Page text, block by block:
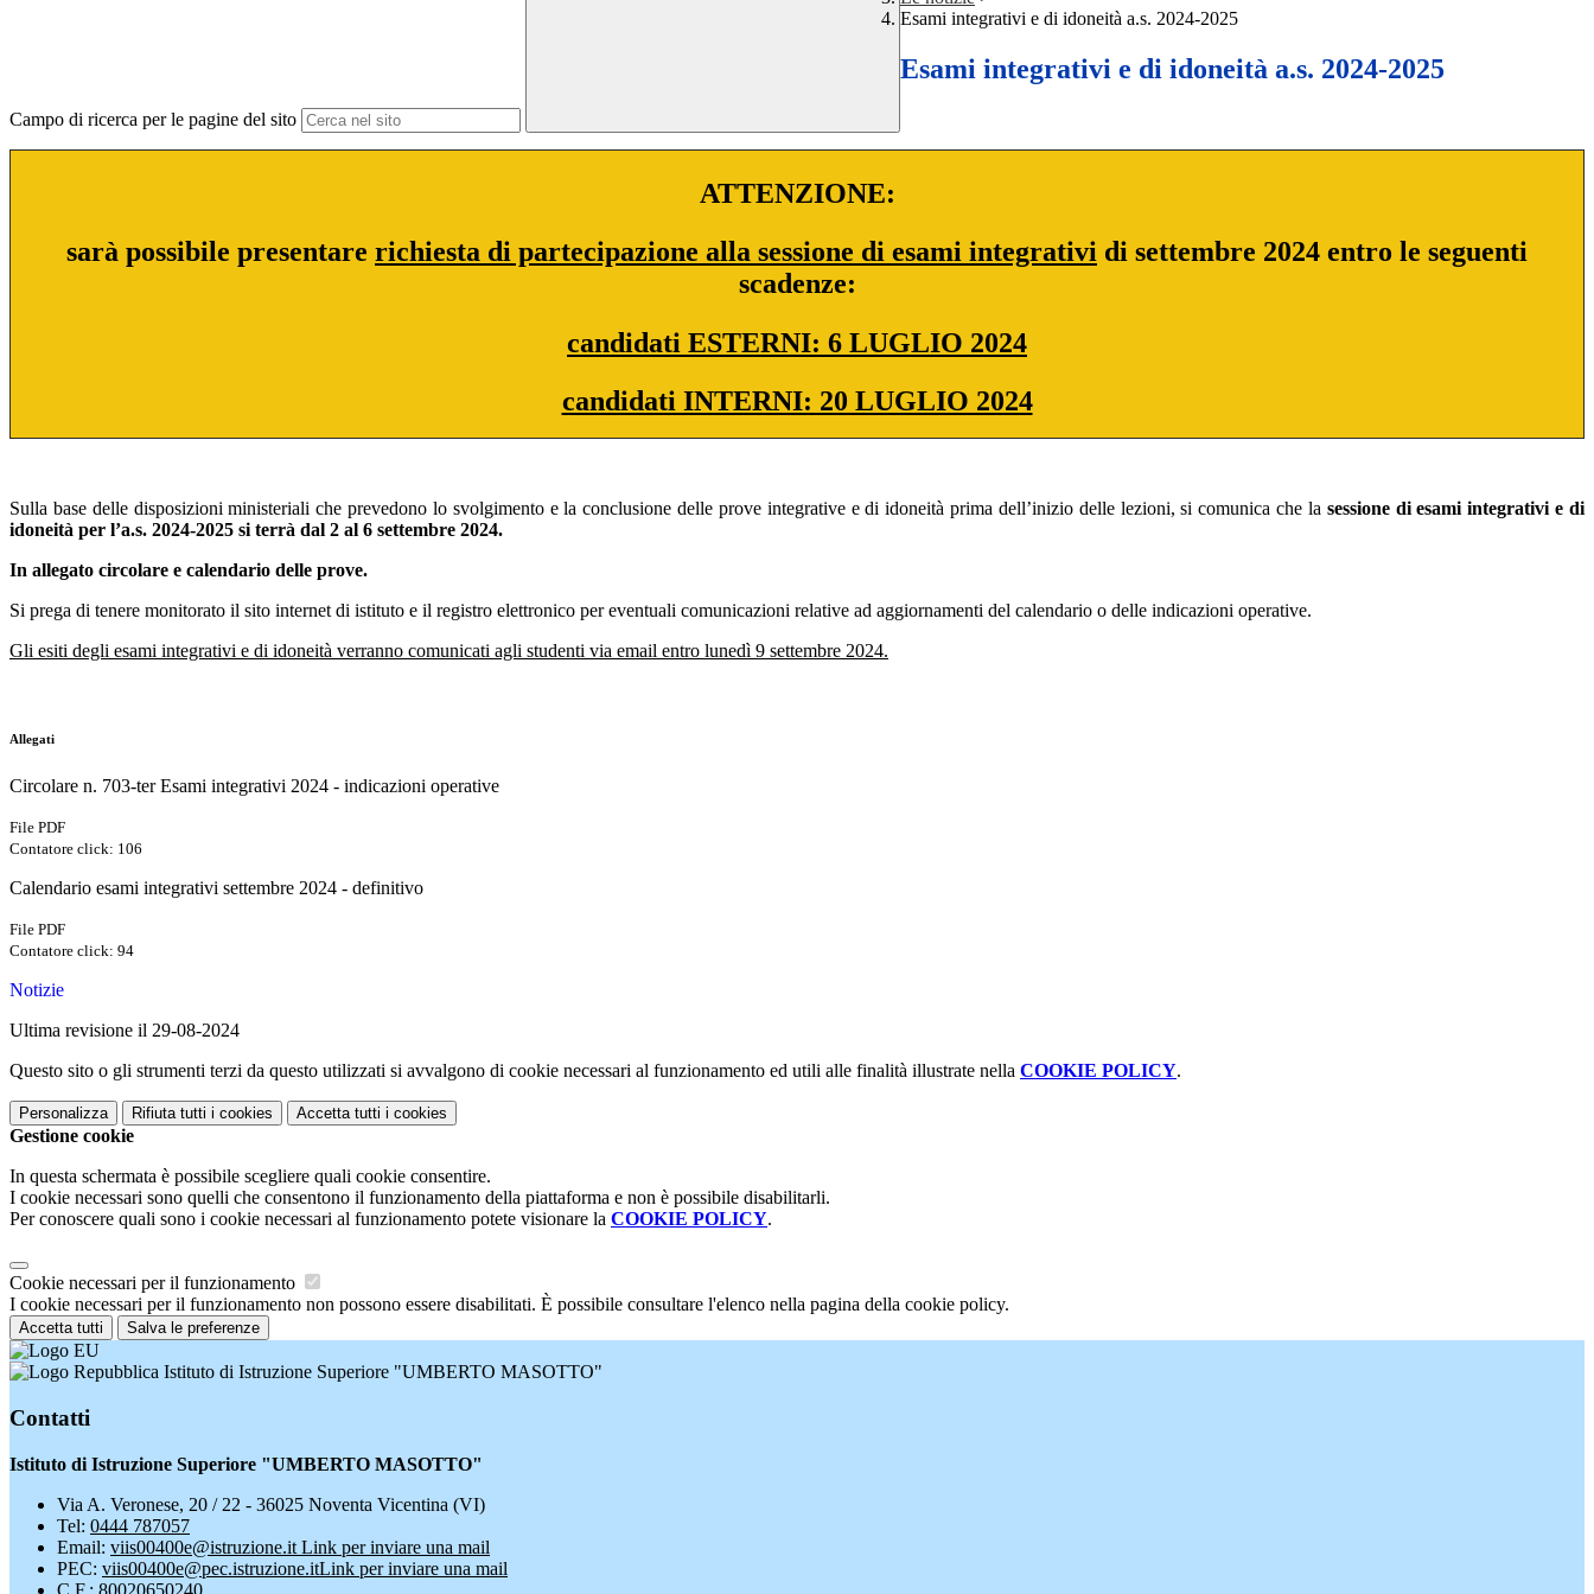
Campo di ricerca per le pagine del sito
Esami integrativi e di idoneità a.s. 2024-2025
Esami integrativi e di idoneità a.s. 2024-2025
ATTENZIONE:
sarà possibile presentare richiesta di partecipazione alla sessione di esami integrativi di settembre 2024 entro le seguenti
scadenze:
candidati ESTERNI: 6 LUGLIO 2024
candidati INTERNI: 20 LUGLIO 2024
Sulla base delle disposizioni ministeriali che prevedono lo svolgimento e la conclusione delle prove integrative e di idoneità prima dell’inizio delle lezioni, si comunica che la sessione di esami integrativi e di
idoneità per l’a.s. 2024-2025 si terrà dal 2 al 6 settembre 2024.
In allegato circolare e calendario delle prove.
Si prega di tenere monitorato il sito internet di istituto e il registro elettronico per eventuali comunicazioni relative ad aggiornamenti del calendario o delle indicazioni operative.
Gli esiti degli esami integrativi e di idoneità verranno comunicati agli studenti via email entro lunedì 9 settembre 2024.
Allegati
Circolare n. 703-ter Esami integrativi 2024 - indicazioni operative
File PDF
Contatore click: 106
Calendario esami integrativi settembre 2024 - definitivo
File PDF
Contatore click: 94
Notizie
Ultima revisione il 29-08-2024
Questo sito o gli strumenti terzi da questo utilizzati si avvalgono di cookie necessari al funzionamento ed utili alle finalità illustrate nella COOKIE POLICY.
Personalizza Rifiuta tutti i cookies Accetta tutti i cookies
Gestione cookie
In questa schermata è possibile scegliere quali cookie consentire.
I cookie necessari sono quelli che consentono il funzionamento della piattaforma e non è possibile disabilitarli.
Per conoscere quali sono i cookie necessari al funzionamento potete visionare la COOKIE POLICY.
Cookie necessari per il funzionamento
I cookie necessari per il funzionamento non possono essere disabilitati. È possibile consultare l'elenco nella pagina della cookie policy.
Accetta tutti Salva le preferenze
Istituto di Istruzione Superiore "UMBERTO MASOTTO"
Contatti
Istituto di Istruzione Superiore "UMBERTO MASOTTO"
Via A. Veronese, 20 / 22 - 36025 Noventa Vicentina (VI)
Tel: 0444 787057
Email: viis00400e@istruzione.it Link per inviare una mail
PEC: viis00400e@pec.istruzione.itLink per inviare una mail
C.F.: 80020650240